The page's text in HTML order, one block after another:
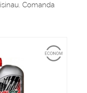
Comanda